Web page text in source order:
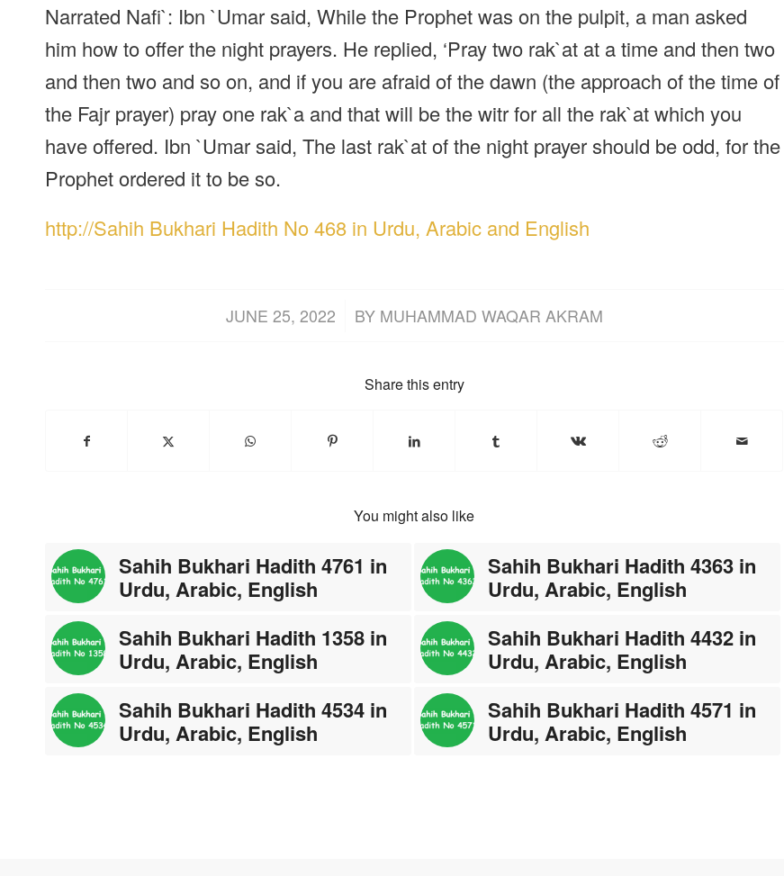
Narrated Nafi`: Ibn `Umar said, While the Prophet was on the pulpit, a man asked
him how to offer the night prayers. He replied, ‘Pray two rak`at at a time and then two
and then two and so on, and if you are afraid of the dawn (the approach of the time of
the Fajr prayer) pray one rak`a and that will be the witr for all the rak`at which you
have offered. Ibn `Umar said, The last rak`at of the night prayer should be odd, for the
Prophet ordered it to be so.
http://Sahih Bukhari Hadith No 468 in Urdu, Arabic and English
JUNE 25, 2022
/ BY MUHAMMAD WAQAR AKRAM
Share this entry
You might also like
Sahih Bukhari Hadith 4761 in
Urdu, Arabic, English
Sahih Bukhari Hadith 4363 in
Urdu, Arabic, English
Sahih Bukhari Hadith 1358 in
Urdu, Arabic, English
Sahih Bukhari Hadith 4432 in
Urdu, Arabic, English
Sahih Bukhari Hadith 4534 in
Urdu, Arabic, English
Sahih Bukhari Hadith 4571 in
Urdu, Arabic, English